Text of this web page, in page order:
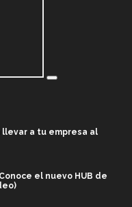
llevar a tu empresa al
el nuevo HUB de